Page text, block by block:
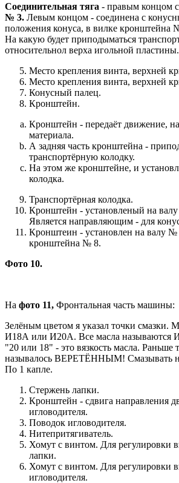
Соединительная тяга - правым концом
№ 3. Левым концом - соединена с
положения конуса, в вилке кронштейна
На какую будет приподыматься
относительнол верха игольной пластины.
Место крепления винта, верхней
Место крепления винта, верхней
Конусный палец.
Кронштейн.
Кронштейн - передаёт движение,
материала.
А задняя часть кронштейна -
транспортёрную колодку.
На этом же кронштейне, и
колодка.
Транспортёрная колодка.
Кронштейн - установленый на
Является направляющим - для
Кронштеин - установлен на валу №
кронштейна № 8.
Фото 10.
На фото 11, Фронтальная часть машины:
Зелёным цветом я указал точки смазки.
И18А или И20А. Все масла называются
"20 или 18" - это вязкость масла. Раньше
называлось ВЕРЕТЁННЫМ! Смазывать
По 1 капле.
Стержень лапки.
Кронштейн - сдвига направления
игловодителя.
Поводок игловодителя.
Нитепритягиватель.
Хомут с винтом. Для регулировки
лапки.
Хомут с винтом. Для регулировки
игловодителя.